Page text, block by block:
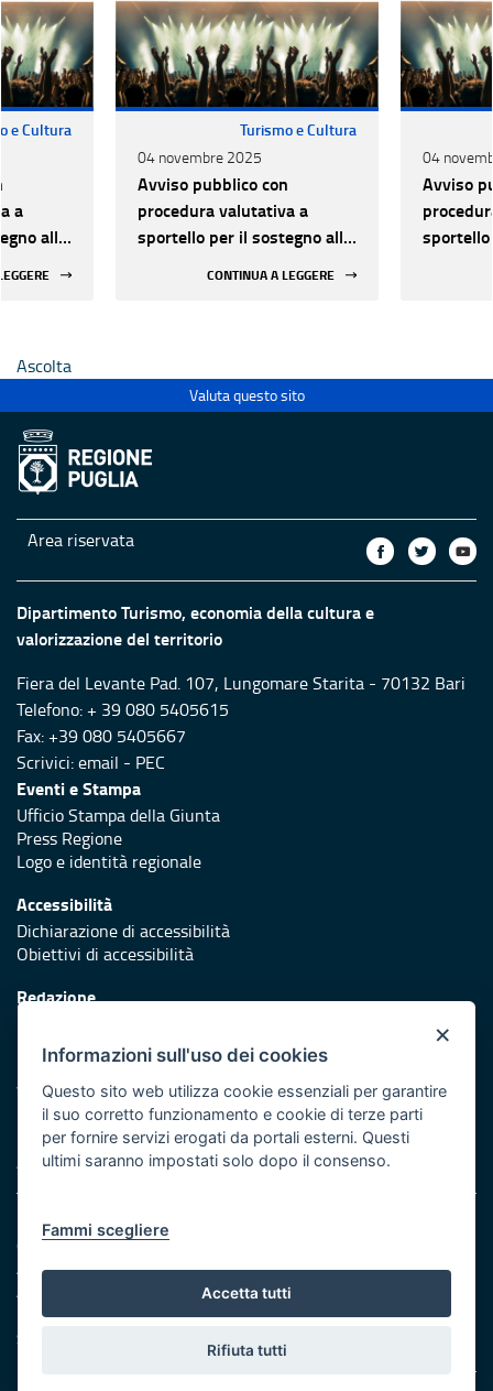
e Cultura
a
alle
Turismo e Cultura
04 novembre 2025
Avviso pubblico con
procedura valutativa a
sportello per il sostegno alle
CONTINUA A LEGGERE
04
Avviso
Ascolta
Valuta questo sito
Area riservata
Dipartimento Turismo, economia della cultura e
valorizzazione del territorio
Fiera del Levante Pad. 107, Lungomare Starita - 70132 Bari
Telefono: + 39 080 5405615
Fax: +39 080 5405667
Scrivici:email - PEC
Eventi e Stampa
Ufficio Stampa della Giunta
Press Regione
Logo e identità regionale
Accessibilità
Dichiarazione di accessibilità
Obiettivi di accessibilità
Redazione
Protezione civile
Vai al sito di Protezione Civile Puglia
Iniziativa finanziata con risorse del POR Puglia 2014/2020 -
Asse XI
Note legali
Cookie e privacy
Amministrazione trasparente
Atti di notifica
Feed RSS
Servizi intranet
×
Informazioni sull'uso dei cookies
Questo sito web utilizza cookie essenziali per garantire
il suo corretto funzionamento e cookie di terze parti
per fornire servizi erogati da portali esterni. Questi
ultimi saranno impostati solo dopo il consenso.
Fammi scegliere
Accetta tutti
Rifiuta tutti